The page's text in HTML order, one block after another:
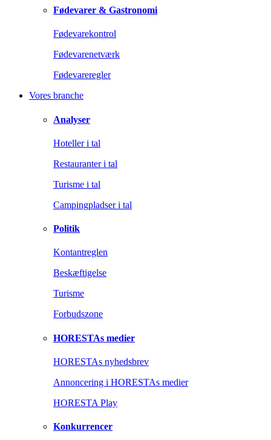
Fødevarer & Gastronomi
Fødevarekontrol
Fødevarenetværk
Fødevareregler
Vores branche
Analyser
Hoteller i tal
Restauranter i tal
Turisme i tal
Campingpladser i tal
Politik
Kontantreglen
Beskæftigelse
Turisme
Forbudszone
HORESTAs medier
HORESTAs nyhedsbrev
Annoncering i HORESTAs medier
HORESTA Play
Konkurrencer